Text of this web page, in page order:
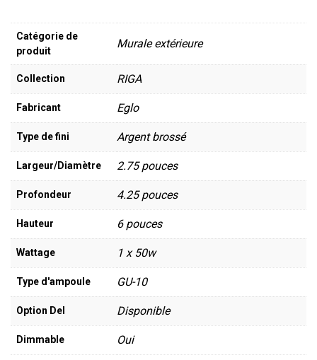
Catégorie de
produit
Murale extérieure
Collection RIGA
Fabricant Eglo
Type de fini Argent brossé
Largeur/Diamètre 2.75 pouces
Profondeur 4.25 pouces
Hauteur 6 pouces
Wattage 1 x 50w
Type d'ampoule GU-10
Option Del Disponible
Dimmable Oui